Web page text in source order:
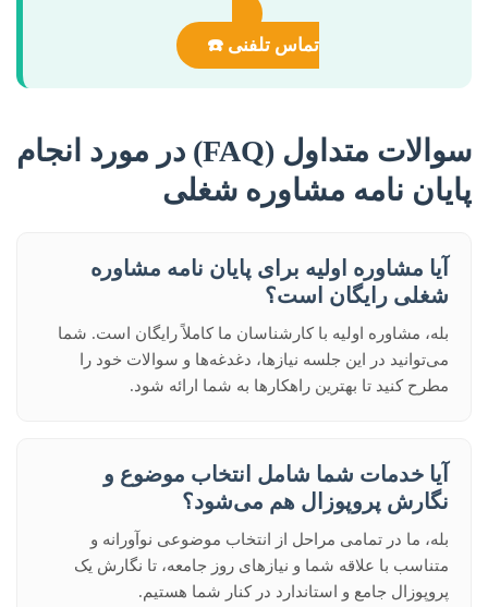
تماس تلفنی ☎️
سوالات متداول (FAQ) در مورد انجام
پایان نامه مشاوره شغلی
آیا مشاوره اولیه برای پایان نامه مشاوره
شغلی رایگان است؟
بله، مشاوره اولیه با کارشناسان ما کاملاً رایگان است. شما
می‌توانید در این جلسه نیازها، دغدغه‌ها و سوالات خود را
مطرح کنید تا بهترین راهکارها به شما ارائه شود.
آیا خدمات شما شامل انتخاب موضوع و
نگارش پروپوزال هم می‌شود؟
بله، ما در تمامی مراحل از انتخاب موضوعی نوآورانه و
متناسب با علاقه شما و نیازهای روز جامعه، تا نگارش یک
پروپوزال جامع و استاندارد در کنار شما هستیم.